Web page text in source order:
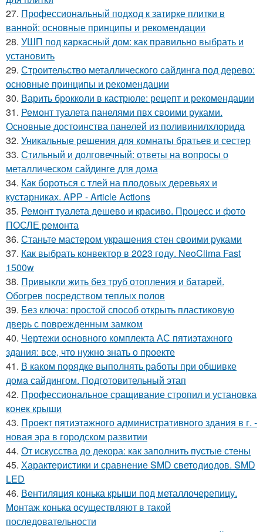
27. Профессиональный подход к затирке плитки в
ванной: основные принципы и рекомендации
28. УШП под каркасный дом: как правильно выбрать и
установить
29. Строительство металлического сайдинга под дерево:
основные принципы и рекомендации
30. Варить брокколи в кастрюле: рецепт и рекомендации
31. Ремонт туалета панелями пвх своими руками.
Основные достоинства панелей из поливинилхлорида
32. Уникальные решения для комнаты братьев и сестер
33. Стильный и долговечный: ответы на вопросы о
металлическом сайдинге для дома
34. Как бороться с тлей на плодовых деревьях и
кустарниках. APP - Article Actions
35. Ремонт туалета дешево и красиво. Процесс и фото
ПОСЛЕ ремонта
36. Станьте мастером украшения стен своими руками
37. Как выбрать конвектор в 2023 году. NeoClima Fast
1500w
38. Привыкли жить без труб отопления и батарей.
Обогрев посредством теплых полов
39. Без ключа: простой способ открыть пластиковую
дверь с поврежденным замком
40. Чертежи основного комплекта АС пятиэтажного
здания: все, что нужно знать о проекте
41. В каком порядке выполнять работы при обшивке
дома сайдингом. Подготовительный этап
42. Профессиональное сращивание стропил и установка
конек крыши
43. Проект пятиэтажного административного здания в г. -
новая эра в городском развитии
44. От искусства до декора: как заполнить пустые стены
45. Характеристики и сравнение SMD светодиодов. SMD
LED
46. Вентиляция конька крыши под металлочерепицу.
Монтаж конька осуществляют в такой
последовательности